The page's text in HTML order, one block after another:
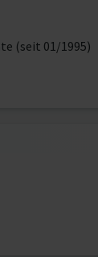
(seit 01/1995)